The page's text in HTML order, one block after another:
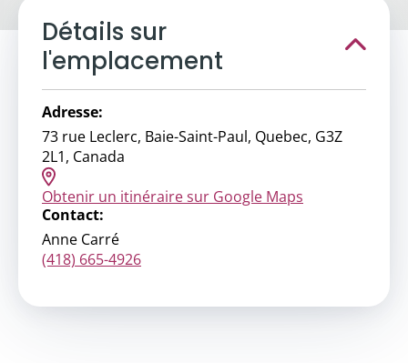
Détails sur
l'emplacement
Adresse:
73 rue Leclerc, Baie-Saint-Paul, Quebec, G3Z
2L1, Canada
Obtenir un itinéraire sur Google Maps
Contact:
Anne Carré
(418) 665-4926